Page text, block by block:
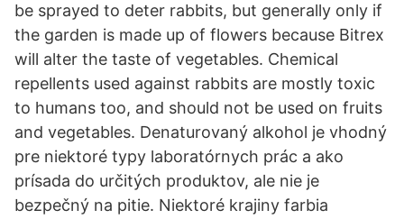
be sprayed to deter rabbits, but generally only if
the garden is made up of flowers because Bitrex
will alter the taste of vegetables. Chemical
repellents used against rabbits are mostly toxic
to humans too, and should not be used on fruits
and vegetables. Denaturovaný alkohol je vhodný
pre niektoré typy laboratórnych prác a ako
prísada do určitých produktov, ale nie je
bezpečný na pitie. Niektoré krajiny farbia